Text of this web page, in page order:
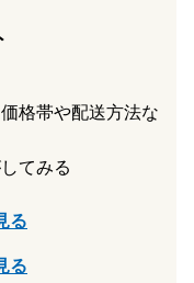
格帯や配送方法な
てみる
る
る